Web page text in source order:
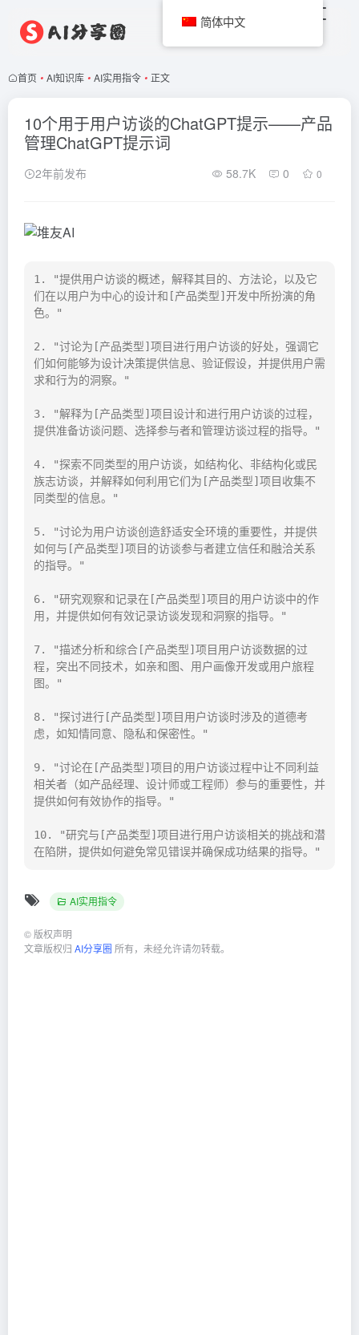
首页 • AI知识库 • AI实用指令 • 正文
10个用于用户访谈的ChatGPT提示——产品
管理ChatGPT提示词
2年前发布 58.7K 0 0
1. "提供用户访谈的概述，解释其目的、方法论，以及它
们在以用户为中心的设计和[产品类型]开发中所扮演的角
色。"
2. "讨论为[产品类型]项目进行用户访谈的好处，强调它
们如何能够为设计决策提供信息、验证假设，并提供用户需
求和行为的洞察。"
3. "解释为[产品类型]项目设计和进行用户访谈的过程，
提供准备访谈问题、选择参与者和管理访谈过程的指导。"
4. "探索不同类型的用户访谈，如结构化、非结构化或民
族志访谈，并解释如何利用它们为[产品类型]项目收集不
同类型的信息。"
5. "讨论为用户访谈创造舒适安全环境的重要性，并提供
如何与[产品类型]项目的访谈参与者建立信任和融洽关系
的指导。"
6. "研究观察和记录在[产品类型]项目的用户访谈中的作
用，并提供如何有效记录访谈发现和洞察的指导。"
7. "描述分析和综合[产品类型]项目用户访谈数据的过
程，突出不同技术，如亲和图、用户画像开发或用户旅程
图。"
8. "探讨进行[产品类型]项目用户访谈时涉及的道德考
虑，如知情同意、隐私和保密性。"
9. "讨论在[产品类型]项目的用户访谈过程中让不同利益
相关者（如产品经理、设计师或工程师）参与的重要性，并
提供如何有效协作的指导。"
10. "研究与[产品类型]项目进行用户访谈相关的挑战和潜
在陷阱，提供如何避免常见错误并确保成功结果的指导。"
AI实用指令
© 版权声明
文章版权归 AI分享圈 所有，未经允许请勿转载。
简体中文